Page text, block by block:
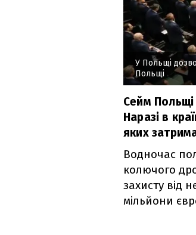
У Польщі
Польщі
Сейм Польщі
Наразі в
яких
Водночас
колючого
захисту від
мільйони